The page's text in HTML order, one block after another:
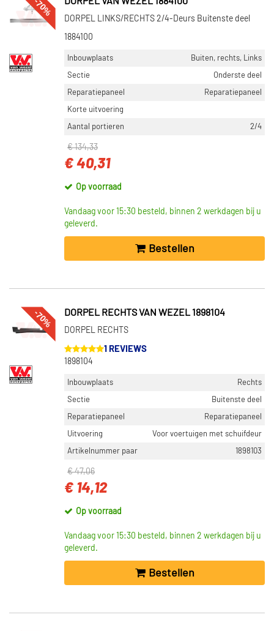
-70%
DORPEL LINKS/RECHTS 2/4-Deurs Buitenste deel
1884100
Inbouwplaats
Buiten, rechts, Links
Sectie
Onderste deel
Reparatiepaneel
Reparatiepaneel
Korte uitvoering
Aantal portieren
2/4
€ 134,33
€ 40,31
Op voorraad
Vandaag voor 15:30 besteld, binnen 2 werkdagen bij u
geleverd.
Bestellen
-70% DORPEL RECHTS VAN WEZEL 1898104
DORPEL RECHTS
1 REVIEWS
1898104
Inbouwplaats
Rechts
Sectie
Buitenste deel
Reparatiepaneel
Reparatiepaneel
Uitvoering
Voor voertuigen met schuifdeur
Artikelnummer paar
1898103
€ 47,06
€ 14,12
Op voorraad
Vandaag voor 15:30 besteld, binnen 2 werkdagen bij u
geleverd.
Bestellen